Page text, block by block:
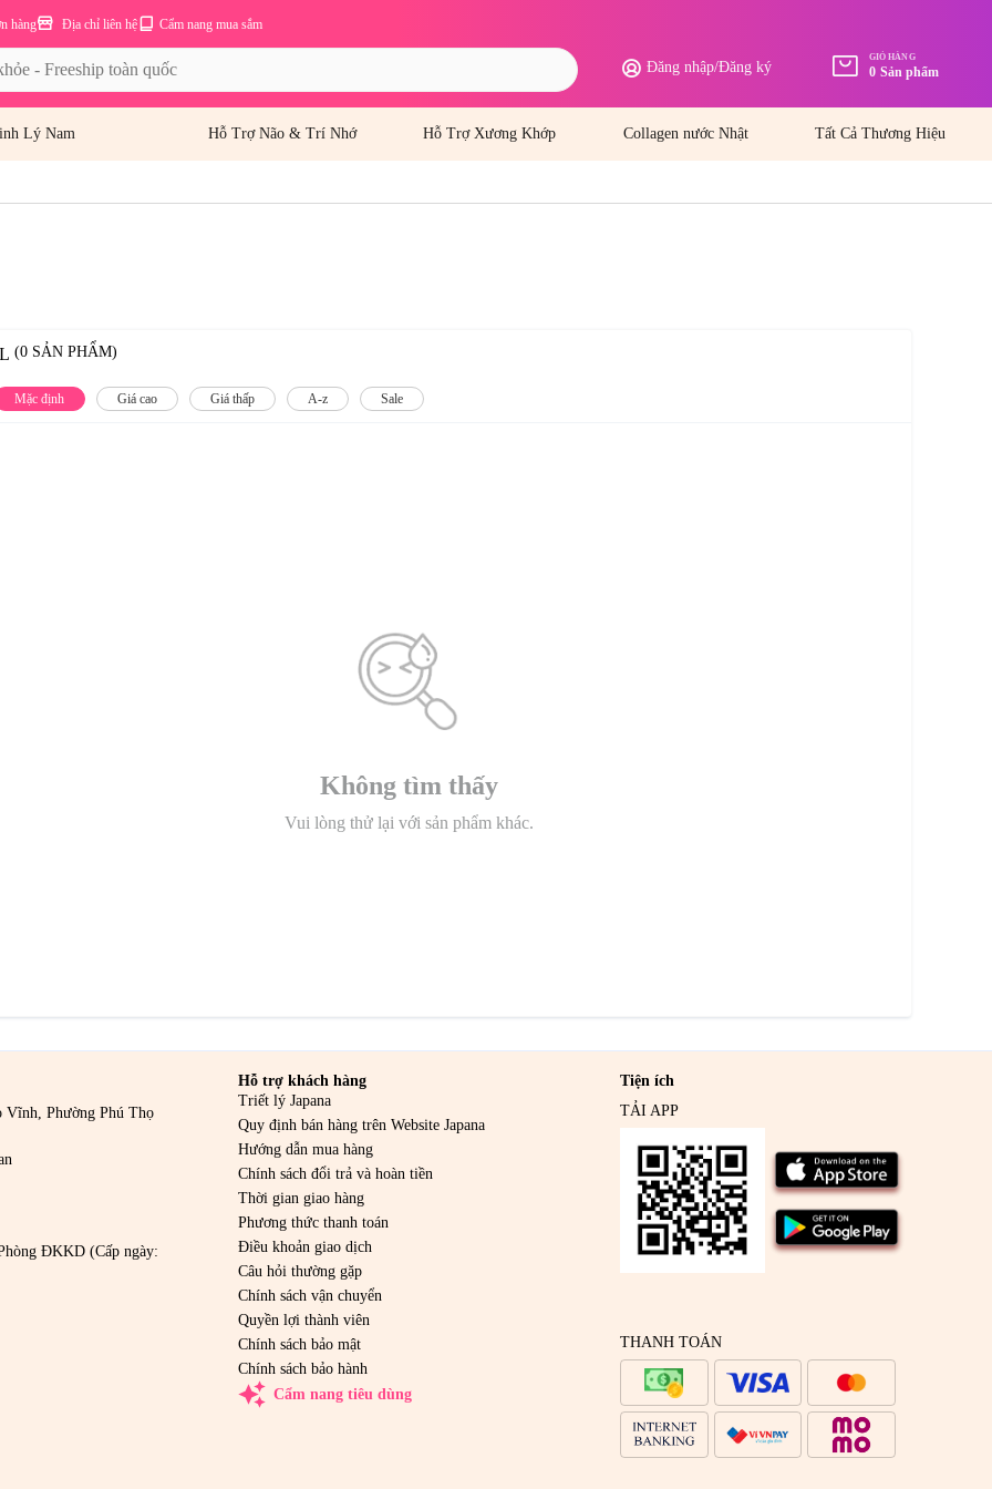
Cẩm nang mua sắm
Địa chỉ liên hệ
hàng
Đăng nhập/Đăng ký
GIỎ HÀNG
0 Sản phẩm
Lý Nam Hỗ Trợ Não & Trí Nhớ Hỗ Trợ Xương Khớp Collagen nước Nhật Tất Cả Thương Hiệu
(0 SẢN PHẨM)
Mặc định Giá cao Giá thấp A-z Sale
Không tìm thấy
Vui lòng thử lại với sản phẩm khác.
Vĩnh, Phường Phú Thọ
ĐKKD (Cấp ngày:
Hỗ trợ khách hàng
Triết lý Japana
Quy định bán hàng trên Website Japana
Hướng dẫn mua hàng
Chính sách đổi trả và hoàn tiền
Thời gian giao hàng
Phương thức thanh toán
Điều khoản giao dịch
Câu hỏi thường gặp
Chính sách vận chuyển
Quyền lợi thành viên
Chính sách bảo mật
Chính sách bảo hành
auto_awesome Cẩm nang tiêu dùng
Tiện ích
TẢI APP
THANH TOÁN